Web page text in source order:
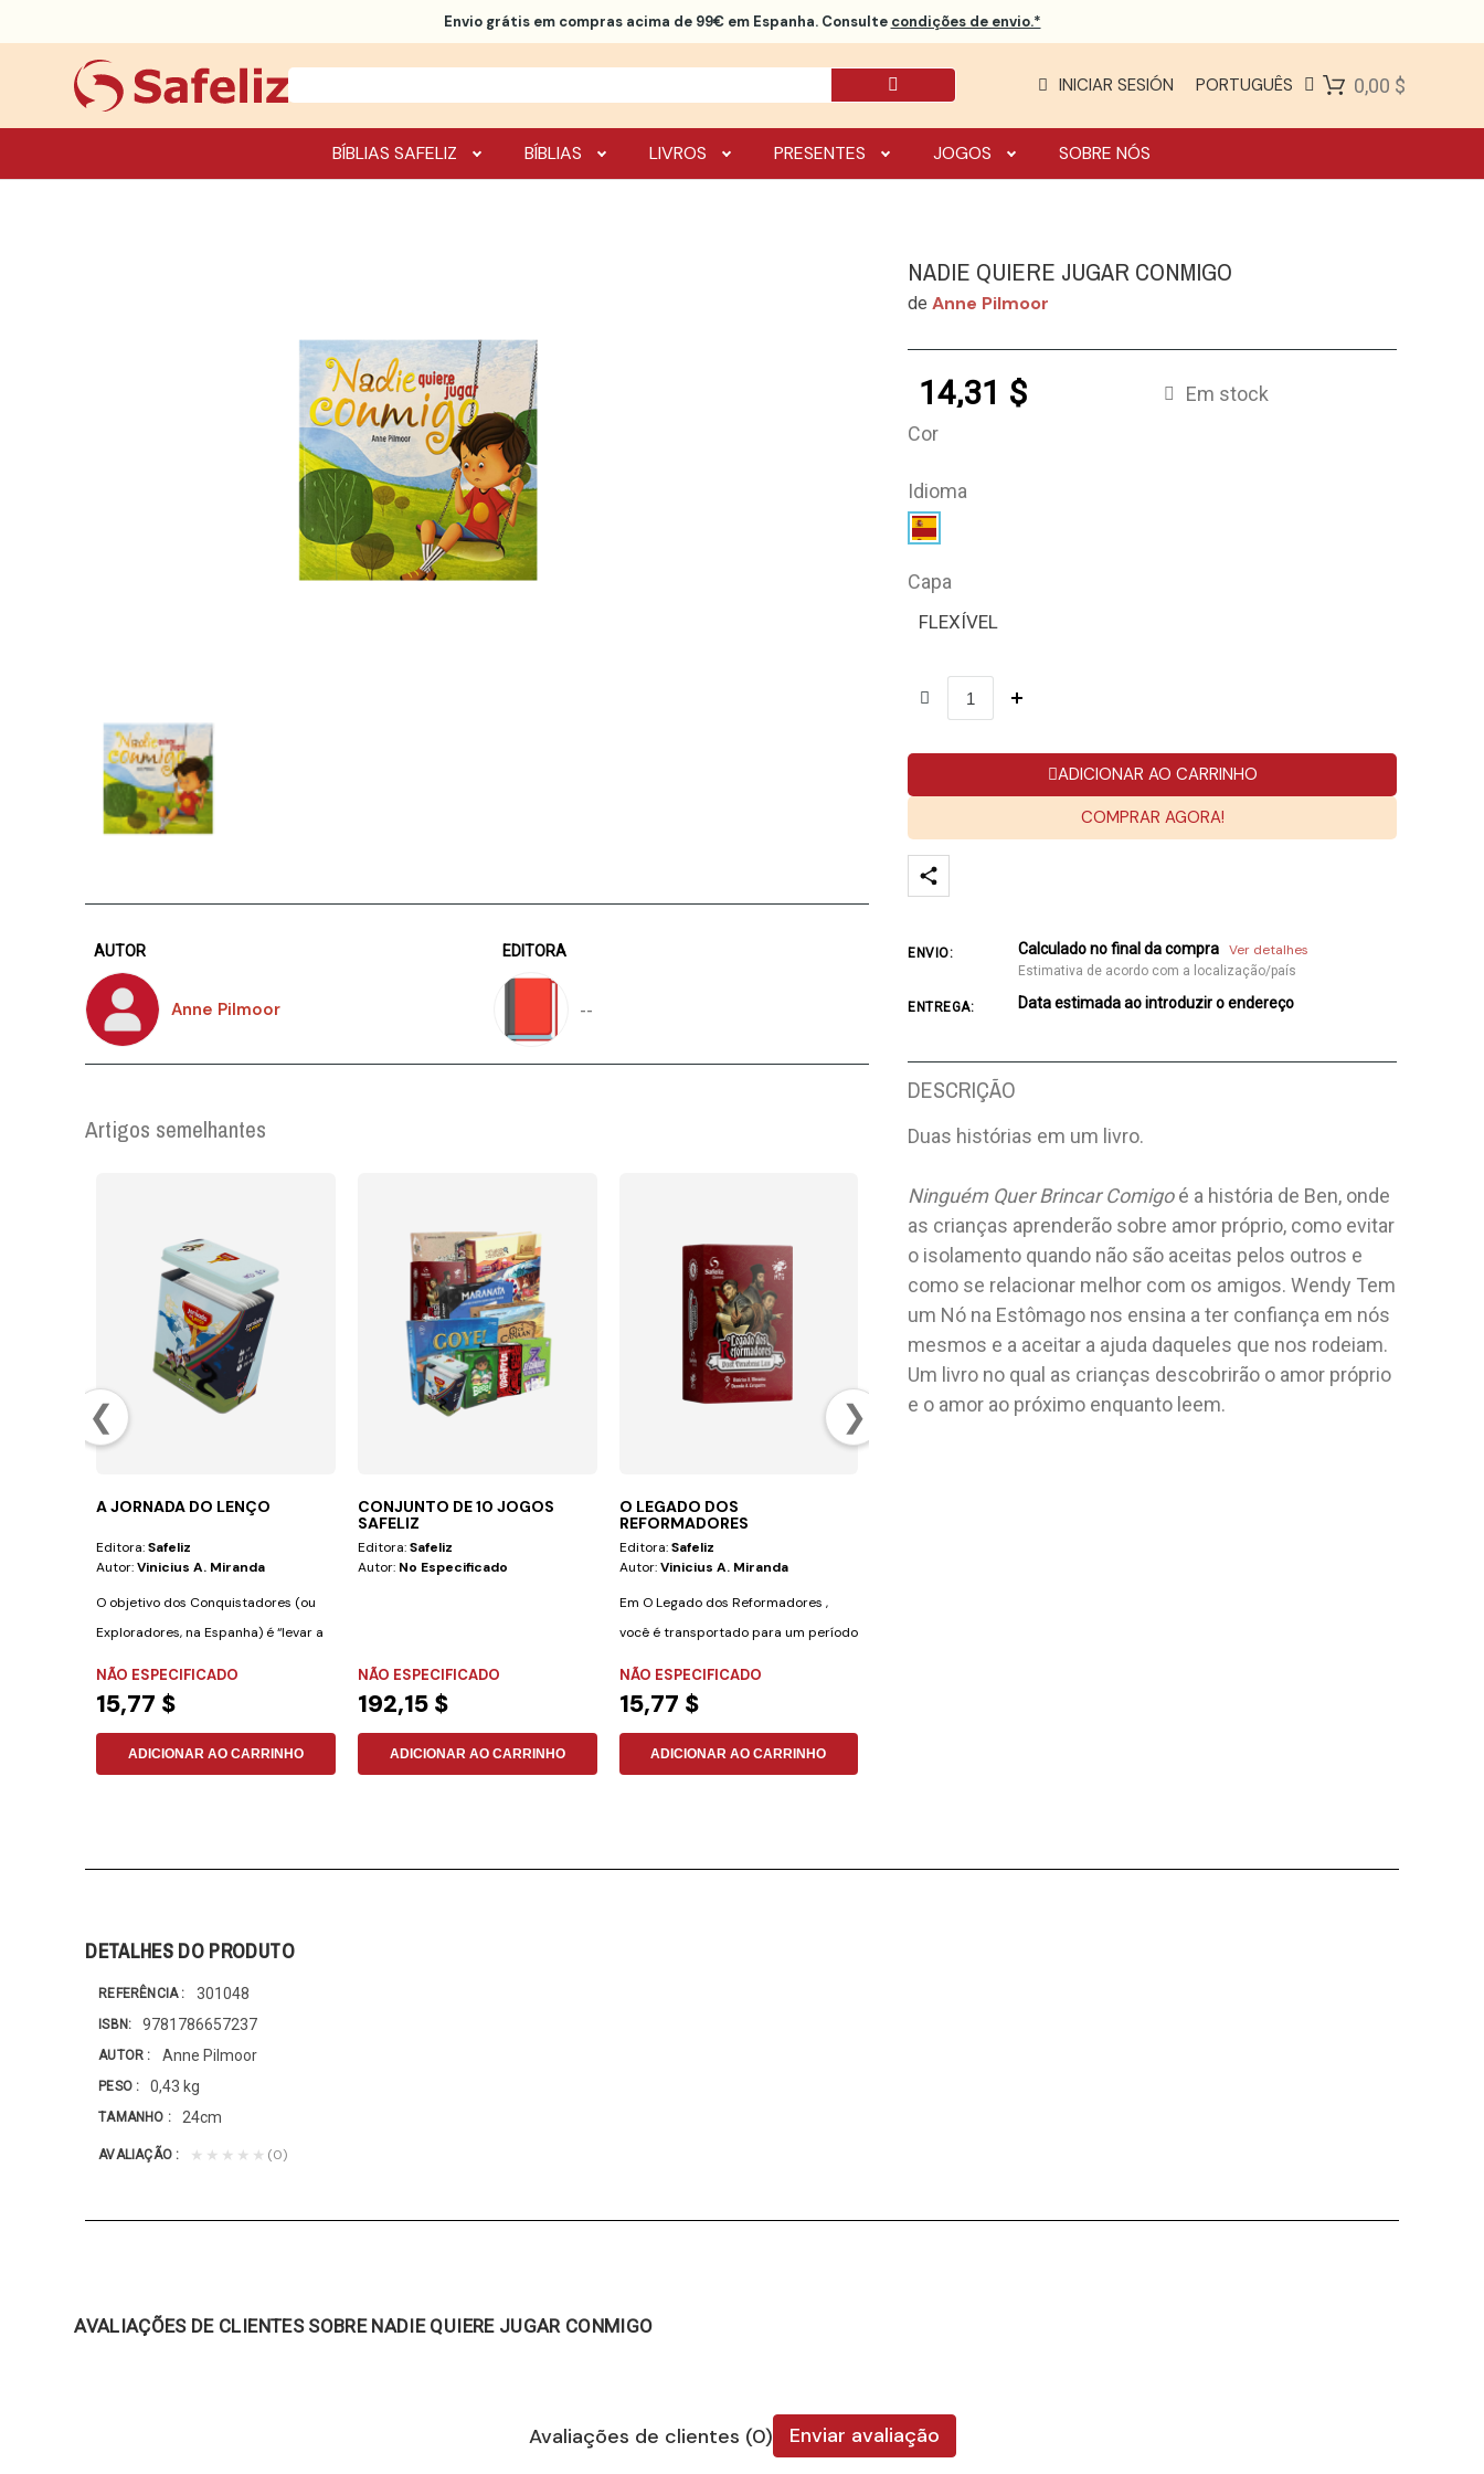
Envio grátisem compras acima de 99€ em Espanha. Consulte condições de envio.*
INICIAR SESIÓN PORTUGUÊS 0,00 $
BÍBLIAS SAFELIZ BÍBLIAS LIVROS PRESENTES JOGOS SOBRE NÓS
AUTOR
Anne Pilmoor
EDITORA
--
Artigos semelhantes
❮ ❯
A JORNADA DO LENÇO
Editora:Safeliz
Autor:Vinicius A. Miranda
O objetivo dos Conquistadores (ou
Exploradores, na Espanha) é “levar a
NÃO ESPECIFICADO
15,77 $
ADICIONAR AO CARRINHO
CONJUNTO DE 10 JOGOS
SAFELIZ
Editora:Safeliz
Autor: No Especificado
NÃO ESPECIFICADO
192,15 $
ADICIONAR AO CARRINHO
O LEGADO DOS
REFORMADORES
Editora:Safeliz
Autor:Vinicius A. Miranda
Em O Legado dos Reformadores ,
você é transportado para um período
NÃO ESPECIFICADO
15,77 $
ADICIONAR AO CARRINHO
NADIE QUIERE JUGAR CONMIGO
deAnne Pilmoor
14,31 $
Em stock
Cor
Idioma
Capa
FLEXÍVEL
ADICIONAR AO CARRINHO
COMPRAR AGORA!
ENVIO: Calculado no final da compra Ver detalhes
Estimativa de acordo com a localização/país
ENTREGA: Data estimada ao introduzir o endereço
DESCRIÇÃO
Duas histórias em um livro.
Ninguém Quer Brincar Comigoé a história de Ben, onde
as crianças aprenderão sobre amor próprio, como evitar
o isolamento quando não são aceitas pelos outros e
como se relacionar melhor com os amigos. Wendy Tem
um Nó na Estômago nos ensina a ter confiança em nós
mesmos e a aceitar a ajuda daqueles que nos rodeiam.
Um livro no qual as crianças descobrirão o amor próprio
e o amor ao próximo enquanto leem.
DETALHES DO PRODUTO
REFERÊNCIA 301048
ISBN 9781786657237
AUTOR Anne Pilmoor
PESO 0,43 kg
TAMANHO 24cm
AVALIAÇÃO ★★★★★ (0)
AVALIAÇÕES DE CLIENTES SOBRE NADIE QUIERE JUGAR CONMIGO
Avaliações de clientes (0) Enviar avaliação